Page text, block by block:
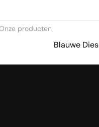
producten
Blauwe